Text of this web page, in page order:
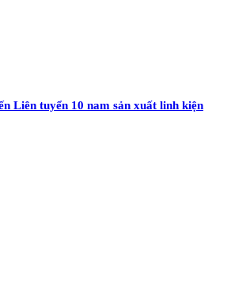
Liên tuyển 10 nam sản xuất linh kiện